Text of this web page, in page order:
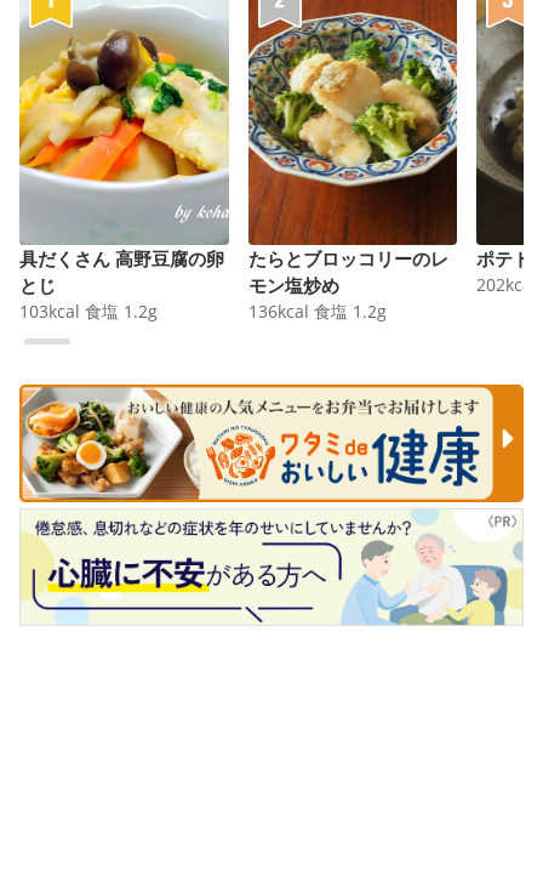
具だくさん 高野豆腐の卵
とじ
103kcal 食塩 1.2g
たらとブロッコリーのレ
モン塩炒め
136kcal 食塩 1.2g
ポテト
202kcal